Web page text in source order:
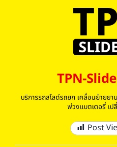
TPN-
บริการรถสไลด์รถยก เคลื่อนย้ายย
พ่วงแบตเตอรี่ เป
Post